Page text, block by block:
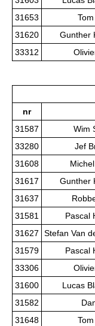
31653
31620
Gunther
33312
nr
31587
Wim
33280
Jef
31608
31617
Gunther
31637
31581
Pascal
31627
Stefan Van
31579
Pascal
33306
31600
Lucas
31582
31648